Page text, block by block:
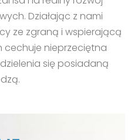
Działając z nami
ze zgraną i wspierającą
cechuje nieprzeciętna
się posiadaną